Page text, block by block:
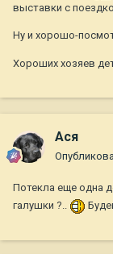
выставки с
Ну и хорошо-
Хороших хозяев
Ася
Потекла еще одна
галушки ?..